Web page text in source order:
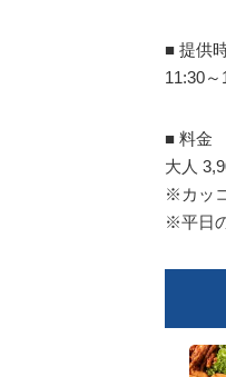
■ 提供
11:30～
■ 料金
大人
※カッ
※平日